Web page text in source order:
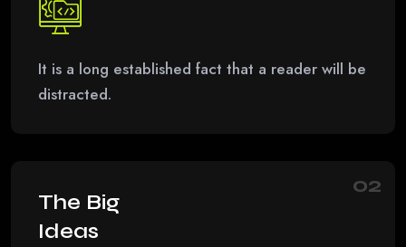
It is a long established fact that a reader will be
distracted.
The Big
Ideas
02